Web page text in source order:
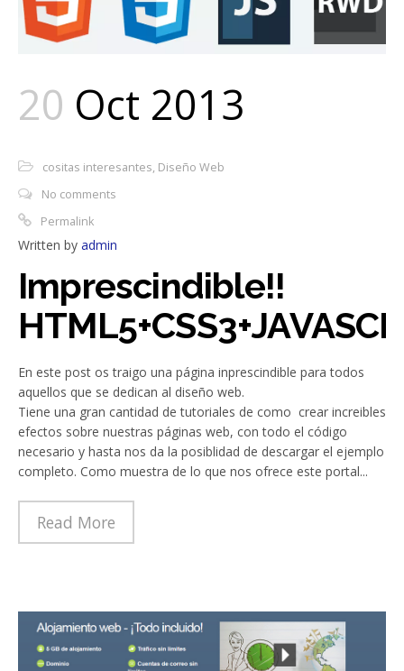
20 Oct 2013
cositas interesantes, Diseño Web
No comments
Permalink
Written by admin
Imprescindible!!
En este post os traigo una página inprescindible para todos
aquellos que se dedican al diseño web.
Tiene una gran cantidad de tutoriales de como crear increibles
efectos sobre nuestras páginas web, con todo el código
necesario y hasta nos da la posiblidad de descargar el ejemplo
completo. Como muestra de lo que nos ofrece este portal...
Read More